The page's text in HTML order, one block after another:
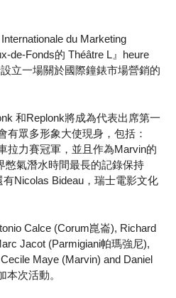
du Marketing
de-Fonds的 Théâtre L』heure
立一場關於國際鐘錶市場營銷的
和Replonk將成為代表出席第一
有眾多形象大使現身，包括：
拉力賽冠軍，並且作為Marvin的
憋氣潛水時間最長的記錄保持
Nicolas Bideau，瑞士電影文化
Calce (Corum崑崙), Richard
Jacot (Parmigiani帕瑪強尼),
Maye (Marvin) and Daniel
本次活動。